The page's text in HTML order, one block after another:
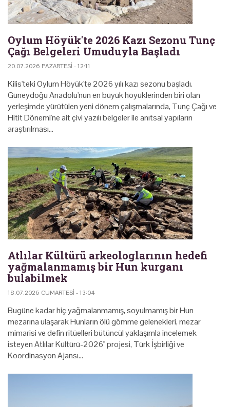
Oylum Höyük'te 2026 Kazı Sezonu Tunç
Çağı Belgeleri Umuduyla Başladı
20.07.2026 PAZARTESI - 12:11
Kilis'teki Oylum Höyük'te 2026 yılı kazı sezonu başladı.
Güneydoğu Anadolu'nun en büyük höyüklerinden biri olan
yerleşimde yürütülen yeni dönem çalışmalarında, Tunç Çağı ve
Hitit Dönemi'ne ait çivi yazılı belgeler ile anıtsal yapıların
araştırılması…
Atlılar Kültürü arkeologlarının hedefi
yağmalanmamış bir Hun kurganı
bulabilmek
18.07.2026 CUMARTESI - 13:04
Bugüne kadar hiç yağmalanmamış, soyulmamış bir Hun
mezarına ulaşarak Hunların ölü gömme gelenekleri, mezar
mimarisi ve defin ritüelleri bütüncül yaklaşımla incelemek
isteyen Atlılar Kültürü-2026" projesi, Türk İşbirliği ve
Koordinasyon Ajansı…